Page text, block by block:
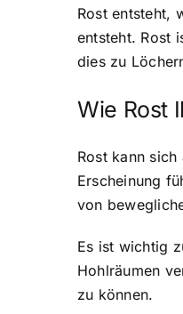
Rost entsteht,
entsteht. Rost
dies zu
Wie Rost
Rost kann
Erscheinung
von
Es ist wichtig
Hohlräumen
zu können.